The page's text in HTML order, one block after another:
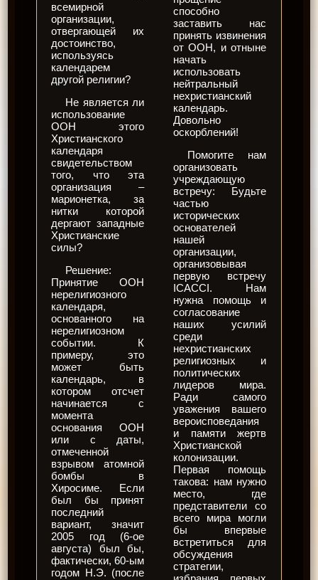
всемирной
организации,
отвергающей их
достоинство,
используясь
календарем
другой религии?
Не является ли
использование
ООН этого
Христианского
календаря
свидетельством
того, что эта
организация –
марионетка, за
нитки которой
дергают западные
Христианские
силы?
Решение:
Принятие ООН
нерелигиозного
календаря,
основанного на
нерелигиозном
событии. К
примеру, это
может быть
календарь, в
котором отсчет
начинается с
момента
основания ООН
или с даты,
отмеченной
взрывом атомной
бомбы в
Хиросиме. Если
был бы принят
последний
вариант, значит
2005 год (6-ое
августа) был бы,
фактически, 60-ым
годом Н.Э. (после
способно
заставить нас
принять извинения
от ООН, и отныне
начать
использовать
нейтральный
нехристианский
календарь.
Довольно
оскорблений!
Помогите нам
организовать
учреждающую
встречу: Будьте
частью
исторических
основателей
нашей
организации,
организовывая
первую встречу
ICACCI. Нам
нужна помощь и
согласование
наших усилий
среди
нехристианских
религиозных и
политических
лидеров мира.
Ради самого
уважения вашего
вероисповедания
и памяти жертв
Христианской
колонизации.
Первая помощь
такова: нам нужно
место, где
представители со
всего мира могли
бы впервые
встретиться для
обсуждения
стратегии,